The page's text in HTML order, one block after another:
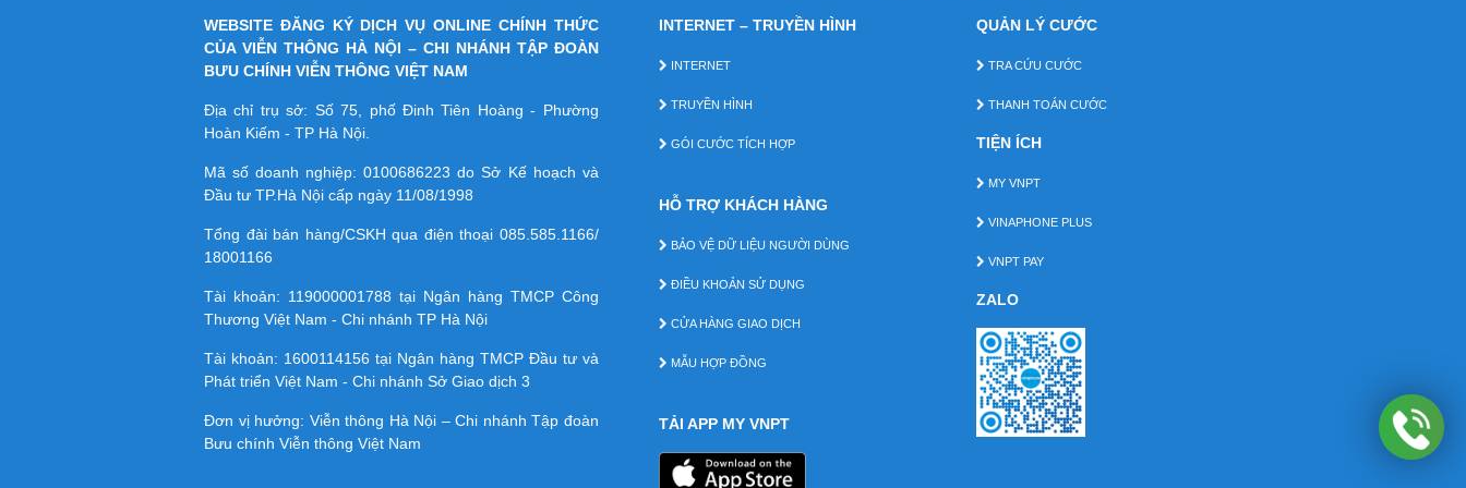
WEBSITE ĐĂNG KÝ DỊCH VỤ ONLINE CHÍNH THỨC
CỦA VIỄN THÔNG HÀ NỘI – CHI NHÁNH TẬP ĐOÀN
BƯU CHÍNH VIỄN THÔNG VIỆT NAM
Địa chỉ trụ sở: Số 75, phố Đinh Tiên Hoàng - Phường
Hoàn Kiếm - TP Hà Nội.
Mã số doanh nghiệp:0100686223 do Sở Kế hoạch và
Đầu tư TP.Hà Nội cấp ngày 11/08/1998
Tổng đài bán hàng/CSKH qua điện thoại 085.585.1166/
18001166
Tài khoản: 119000001788 tại Ngân hàng TMCP Công
Thương Việt Nam - Chi nhánh TP Hà Nội
Tài khoản: 1600114156 tại Ngân hàng TMCP Ðầu tư và
Phát triển Việt Nam - Chi nhánh Sở Giao dịch 3
Đơn vị hưởng: Viễn thông Hà Nội – Chi nhánh Tập đoàn
Bưu chính Viễn thông Việt Nam
INTERNET – TRUYỀN HÌNH
INTERNET
TRUYỀN HÌNH
GÓI CƯỚC TÍCH HỢP
HỖ TRỢ KHÁCH HÀNG
BẢO VỆ DỮ LIỆU NGƯỜI DÙNG
ĐIỀU KHOẢN SỬ DỤNG
CỬA HÀNG GIAO DỊCH
MẪU HỢP ĐỒNG
TẢI APP MY VNPT
QUẢN LÝ CƯỚC
TRA CỨU CƯỚC
THANH TOÁN CƯỚC
TIỆN ÍCH
MY VNPT
VINAPHONE PLUS
VNPT PAY
ZALO